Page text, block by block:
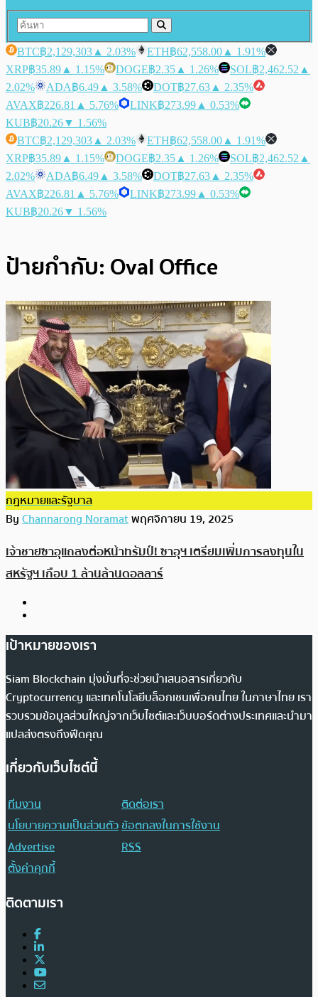
BTC฿2,129,303 ▲ 2.03% ETH฿62,558.00 ▲ 1.91%
XRP฿35.89 ▲ 1.15% DOGE฿2.35 ▲ 1.26% SOL฿2,462.52 ▲
2.02%
ADA฿6.49 ▲ 3.58% DOT฿27.63 ▲ 2.35%
AVAX฿226.81 ▲ 5.76% LINK฿273.99 ▲ 0.53%
KUB฿20.26▼ 1.56%
BTC฿2,129,303 ▲ 2.03% ETH฿62,558.00 ▲ 1.91%
XRP฿35.89 ▲ 1.15% DOGE฿2.35 ▲ 1.26% SOL฿2,462.52 ▲
2.02%
ADA฿6.49 ▲ 3.58% DOT฿27.63 ▲ 2.35%
AVAX฿226.81 ▲ 5.76% LINK฿273.99 ▲ 0.53%
KUB฿20.26▼ 1.56%
ป้ายกำกับ: Oval Office
กฎหมายและรัฐบาล
ByChannarong Noramatพฤศจิกายน 19, 2025
เจ้าชายซาอุแถลงต่อหน้าทรัมป์! ซาอุฯ เตรียมเพิ่มการลงทุนใน
สหรัฐฯ เกือบ 1 ล้านล้านดอลลาร์
เป้าหมายของเรา
Siam Blockchain มุ่งมั่นที่จะช่วยนำเสนอสารเกี่ยวกับ
Cryptocurrency และเทคโนโลยีบล็อกเชนเพื่อคนไทย ในภาษาไทย เรา
รวบรวมข้อมูลส่วนใหญ่จากเว็บไซต์และเว็บบอร์ดต่างประเทศและนำมา
แปลส่งตรงถึงฟีดคุณ
เกี่ยวกับเว็บไซต์นี้
ทีมงาน
ติดต่อเรา
นโยบายความเป็นส่วนตัวข้อตกลงในการใช้งาน
Advertise
RSS
ตั้งค่าคุกกี้
ติดตามเรา